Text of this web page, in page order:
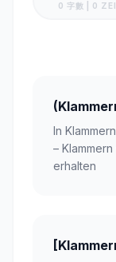
0 字數 | 0
In
–
erhalten